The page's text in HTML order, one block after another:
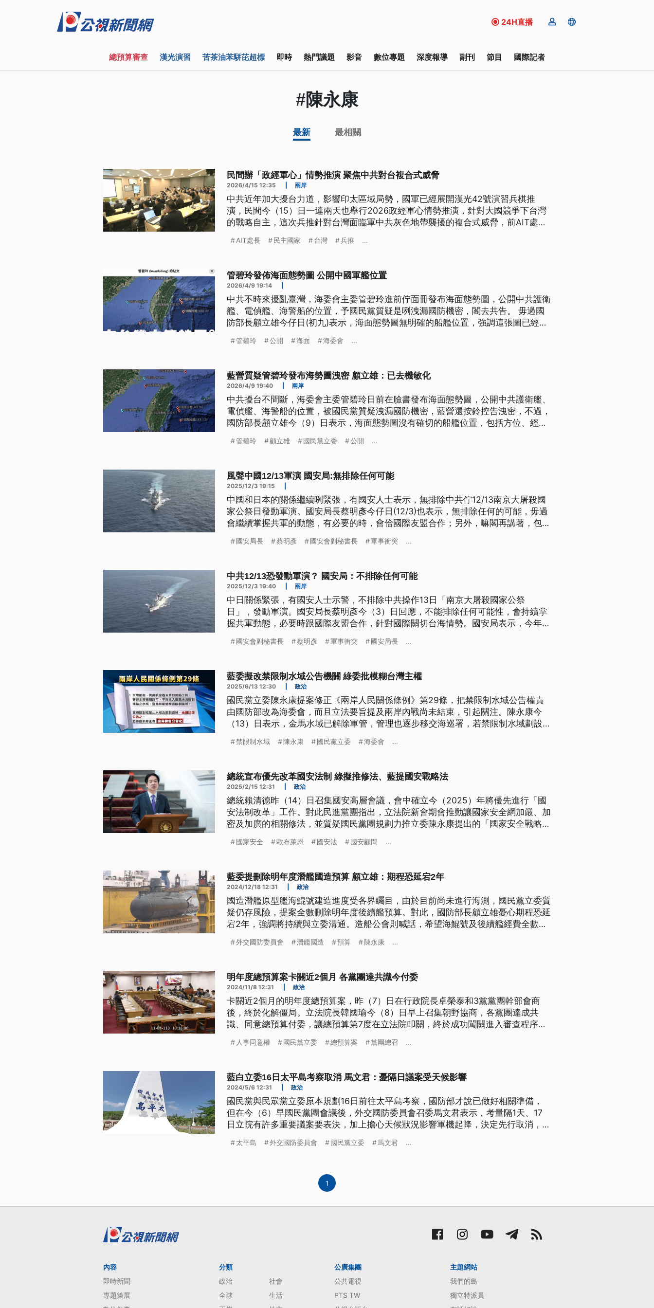
24H直播
總預算審查 漢光演習 苦茶油苯駢芘超標 即時 熱門議題 影音 數位專題 深度報導 副刊 節目 國際記者
#陳永康
最新 最相關
民間辦「政經軍心」情勢推演 聚焦中共對台複合式威脅
2026/4/15 12:35 兩岸
中共近年加大擾台力道，影響印太區域局勢，國軍已經展開漢光42號演習兵棋推
演，民間今（15）日一連兩天也舉行2026政經軍心情勢推演，針對大國競爭下台灣
的戰略自主，這次兵推針對台灣面臨軍中共灰色地帶襲擾的複合式威脅，前AIT處長
AIT處長 民主國家 台灣 兵推 ...
管碧玲發佈海面態勢圖 公開中國軍艦位置
2026/4/9 19:14
中共不時來擾亂臺灣，海委會主委管碧玲進前佇面冊發布海面態勢圖，公開中共護衛
艦、電偵艦、海警船的位置，予國民黨質疑是咧洩漏國防機密，閣去共告。 毋過國
防部長顧立雄今仔日(初九)表示，海面態勢圖無明確的船艦位置，強調這張圖已經有
管碧玲 公開 海面 海委會 ...
藍營質疑管碧玲發布海勢圖洩密 顧立雄：已去機敏化
2026/4/9 19:40 兩岸
中共擾台不間斷，海委會主委管碧玲日前在臉書發布海面態勢圖，公開中共護衛艦、
電偵艦、海警船的位置，被國民黨質疑洩漏國防機密，藍營還按鈴控告洩密，不過，
國防部長顧立雄今（9）日表示，海面態勢圖沒有確切的船艦位置，包括方位、經緯
管碧玲 顧立雄 國民黨立委 公開 ...
風聲中國12/13軍演 國安局:無排除任何可能
2025/12/3 19:15
中國和日本的關係繼續咧緊張，有國安人士表示，無排除中共佇12/13南京大屠殺國
家公祭日發動軍演。國安局長蔡明彥今仔日(12/3)也表示，無排除任何的可能，毋過
會繼續掌握共軍的動態，有必要的時，會佮國際友盟合作；另外，嘛閣再講著，包含
（新聞標題、導言為台語文）
國安局長 蔡明彥 國安會副秘書長 軍事衝突 ...
中共12/13恐發動軍演？ 國安局：不排除任何可能
2025/12/3 19:40 兩岸
中日關係緊張，有國安人士示警，不排除中共操作13日「南京大屠殺國家公祭
日」，發動軍演。國安局長蔡明彥今（3）日回應，不能排除任何可能性，會持續掌
握共軍動態，必要時跟國際友盟合作，針對國際關切台海情勢。國安局表示，今年有
國安會副秘書長 蔡明彥 軍事衝突 國安局長 ...
藍委擬改禁限制水域公告機關 綠委批模糊台灣主權
2025/6/13 12:30 政治
國民黨立委陳永康提案修正《兩岸人民關係條例》第29條，把禁限制水域公告權責
由國防部改為海委會，而且立法要旨提及兩岸內戰尚未結束，引起關注。陳永康今
（13）日表示，金馬水域已解除軍管，管理也逐步移交海巡署，若禁限制水域劃設
禁限制水域 陳永康 國民黨立委 海委會 ...
總統宣布優先改革國安法制 綠擬推修法、藍提國安戰略法
2025/2/15 12:31 政治
總統賴清德昨（14）日召集國安高層會議，會中確立今（2025）年將優先進行「國
安法制改革」工作。對此民進黨團指出，立法院新會期會推動讓國家安全網加嚴、加
密及加廣的相關修法，並質疑國民黨團規劃力推立委陳永康提出的「國家安全戰略法
案內容黨團會再詳加討論。
國家安全 歐布萊恩 國安法 國安顧問 ...
藍委提刪除明年度潛艦國造預算 顧立雄：期程恐延宕2年
2024/12/18 12:31 政治
國造潛艦原型艦海鯤號建造進度受各界矚目，由於目前尚未進行海測，國民黨立委質
疑仍存風險，提案全數刪除明年度後續艦預算。對此，國防部長顧立雄憂心期程恐延
宕2年，強調將持續與立委溝通。造船公會則喊話，希望海鯤號及後續艦經費全數獲
外交國防委員會 潛艦國造 預算 陳永康 ...
明年度總預算案卡關近2個月 各黨團達共識今付委
2024/11/8 12:31 政治
卡關近2個月的明年度總預算案，昨（7）日在行政院長卓榮泰和3黨黨團幹部會商
後，終於化解僵局。立法院長韓國瑜今（8）日早上召集朝野協商，各黨團達成共
識、同意總預算付委，讓總預算第7度在立法院叩關，終於成功闖關進入審查程序。
攻防不斷。
人事同意權 國民黨立委 總預算案 黨團總召 ...
藍白立委16日太平島考察取消 馬文君：憂隔日議案受天候影響
2024/5/6 12:31 政治
國民黨與民眾黨立委原本規劃16日前往太平島考察，國防部才說已做好相關準備，
但在今（6）早國民黨團會議後，外交國防委員會召委馬文君表示，考量隔1天、17
日立院有許多重要議案要表決，加上擔心天候狀況影響軍機起降，決定先行取消，擇
太平島 外交國防委員會 國民黨立委 馬文君 ...
1
內容
即時新聞
專題策展
分類
政治
社會
全球
生活
公廣集團
公共電視
PTS TW
主題網站
我們的島
獨立特派員